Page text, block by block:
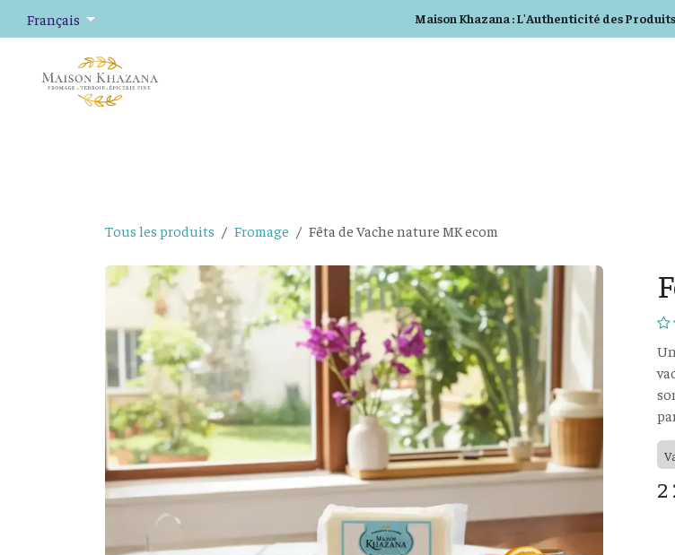
Français Maison Khazana : L'Authenticité des
Tous les produits Fromage Fêta de Vache nature MK ecom
2